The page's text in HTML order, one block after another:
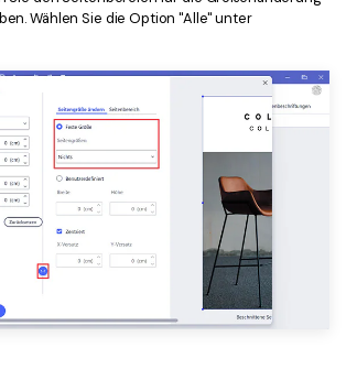
Wählen Sie die Option "Alle" unter